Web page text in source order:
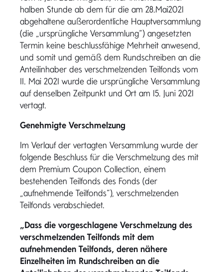
halben Stunde ab dem für die am 28.Mai2021
abgehaltene außerordentliche Hauptversammlung
(die „ursprüngliche Versammlung“) angesetzten
Termin keine beschlussfähige Mehrheit anwesend,
und somit und gemäß dem Rundschreiben an die
Anteilinhaber des verschmelzenden Teilfonds vom
11. Mai 2021 wurde die ursprüngliche Versammlung
auf denselben Zeitpunkt und Ort am 15. Juni 2021
vertagt.
Genehmigte Verschmelzung
Im Verlauf der vertagten Versammlung wurde der
folgende Beschluss für die Verschmelzung des mit
dem Premium Coupon Collection, einem
bestehenden Teilfonds des Fonds (der
„aufnehmende Teilfonds“), verschmelzenden
Teilfonds verabschiedet.
„Dass die vorgeschlagene Verschmelzung des
verschmelzenden Teilfonds mit dem
aufnehmenden Teilfonds, deren nähere
Einzelheiten im Rundschreiben an die